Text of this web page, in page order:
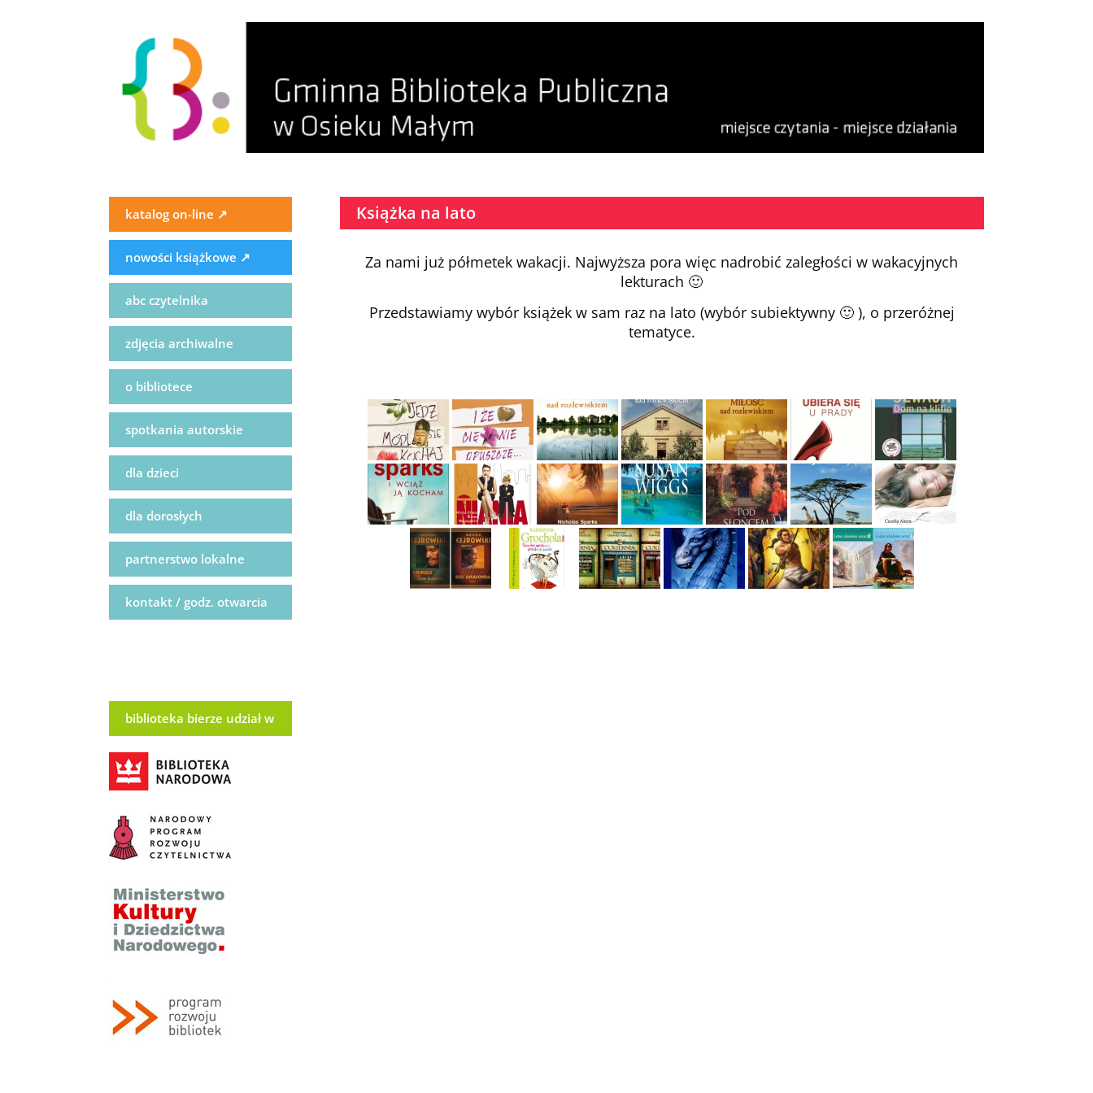
katalog on-line ↗
nowości książkowe ↗
abc czytelnika
zdjęcia archiwalne
o bibliotece
spotkania autorskie
dla dzieci
dla dorosłych
partnerstwo lokalne
kontakt / godz. otwarcia
biblioteka bierze udział w
Książka na lato
Za nami już półmetek wakacji. Najwyższa pora więc nadrobić zaległości w wakacyjnych
lekturach 🙂
Przedstawiamy wybór książek w sam raz na lato (wybór subiektywny 🙂 ), o przeróżnej
tematyce.